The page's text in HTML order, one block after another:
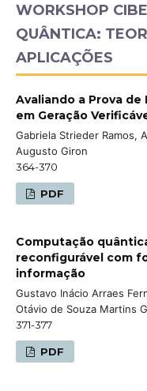
WORKSHOP
QUÂNTICA:
APLICAÇÕES
Avaliando a Prova de
em Geração
Gabriela Strieder Ramos,
Augusto Giron
364-370
PDF
Computação
reconfigurável com
informação
Gustavo Inácio Arraes
Otávio de Souza Martins
371-377
PDF